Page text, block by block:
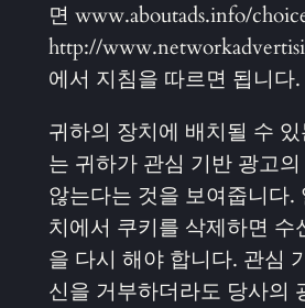
면 www.aboutads.info/
http://
에서 지침을 따르면 됩니다.
귀하의 장치에 배치될 수 있
는 귀하가 관심 기반 광고
않는다는 것을 보여줍니다.
치에서 쿠키를 삭제하면 수
을 다시 해야 합니다. 관심
신을 거부하더라도 당사의